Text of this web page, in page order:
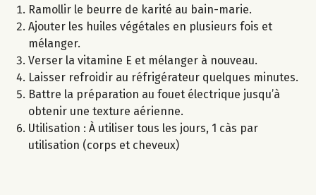
Ramollir le beurre de karité au bain-marie.
Ajouter les huiles végétales en plusieurs fois et
mélanger.
Verser la vitamine E et mélanger à nouveau.
Laisser refroidir au réfrigérateur quelques minutes.
Battre la préparation au fouet électrique jusqu’à
obtenir une texture aérienne.
Utilisation : À utiliser tous les jours, 1 càs par
utilisation (corps et cheveux)